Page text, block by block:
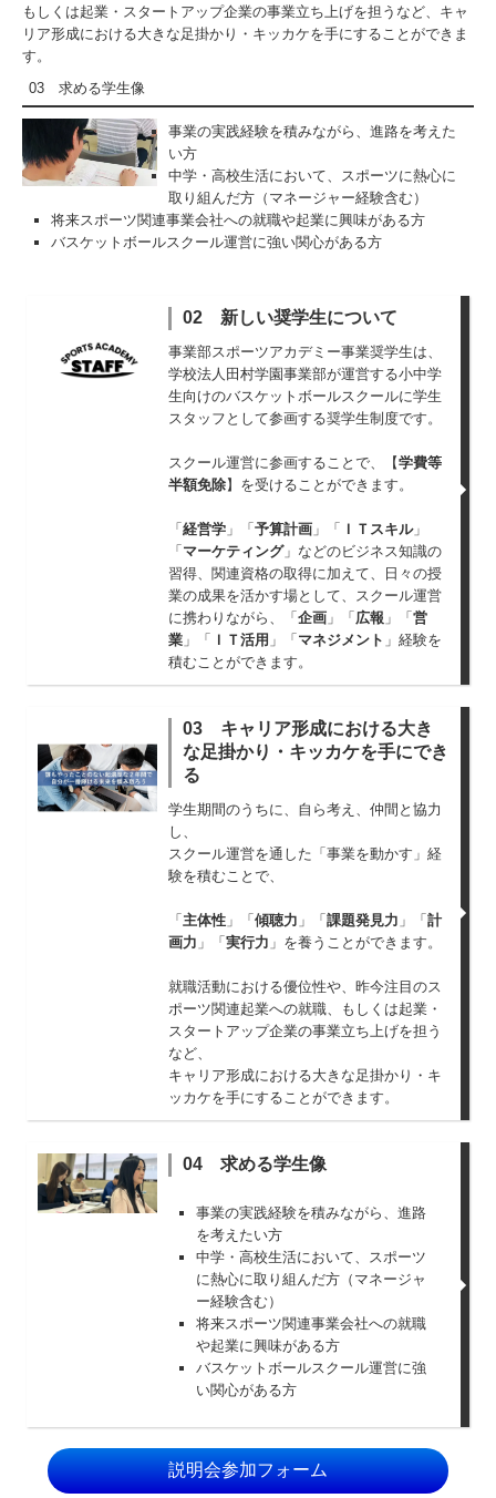
もしくは起業・スタートアップ企業の事業立ち上げを担うなど、キャ
リア形成における大きな足掛かり・キッカケを手にすることができま
す。
03 求める学生像
事業の実践経験を積みながら、進路を考えた
い方
中学・高校生活において、スポーツに熱心に
取り組んだ方（マネージャー経験含む）
将来スポーツ関連事業会社への就職や起業に興味がある方
バスケットボールスクール運営に強い関心がある方
02 新しい奨学生について
事業部スポーツアカデミー事業奨学生は、
学校法人田村学園事業部が運営する小中学
生向けのバスケットボールスクールに学生
スタッフとして参画する奨学生制度です。
スクール運営に参画することで、【学費等
半額免除】を受けることができます。
「経営学」「予算計画」「 ＩＴスキル」
「マーケティング」などのビジネス知識の
習得、関連資格の取得に加えて、日々の授
業の成果を活かす場として、スクール運営
に携わりながら、「企画」「広報 」「営
業」「 ＩＴ活用 」「マネジメント 」経験を
積むことができます。
03 キャリア形成における大き
な足掛かり・キッカケを手にでき
る
学生期間のうちに、自ら考え、仲間と協力
し、
スクール運営を通した「事業を動かす」経
験を積むことで、
「 主体性」「 傾聴力 」「 課題発見力 」「 計
画力 」「 実行力 」を養うことができます。
就職活動における優位性や、昨今注目のス
ポーツ関連起業への就職、もしくは起業・
スタートアップ企業の事業立ち上げを担う
など、
キャリア形成における大きな足掛かり・キ
ッカケを手にすることができます。
04 求める学生像
事業の実践経験を積みながら、進路
を考えたい方
中学・高校生活において、スポーツ
に熱心に取り組んだ方（マネージャ
ー経験含む）
将来スポーツ関連事業会社への就職
や起業に興味がある方
バスケットボールスクール運営に強
い関心がある方
説明会参加フォーム